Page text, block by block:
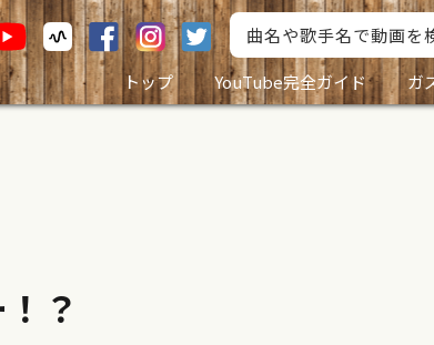
トップ YouTube完全ガイド ガ
？